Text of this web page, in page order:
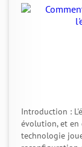
Introduction :
évolution, et en
technologie